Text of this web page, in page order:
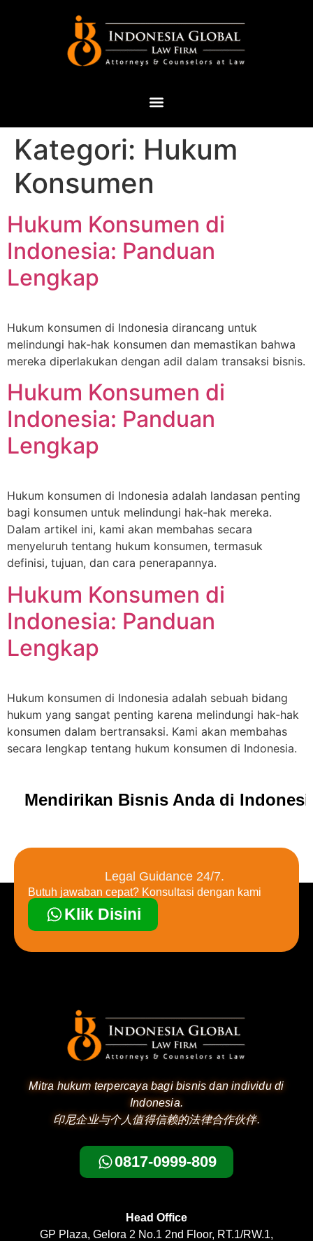
Kategori: Hukum
Konsumen
Hukum Konsumen di
Indonesia: Panduan
Lengkap
Hukum konsumen di Indonesia dirancang untuk
melindungi hak-hak konsumen dan memastikan bahwa
mereka diperlakukan dengan adil dalam transaksi bisnis.
Hukum Konsumen di
Indonesia: Panduan
Lengkap
Hukum konsumen di Indonesia adalah landasan penting
bagi konsumen untuk melindungi hak-hak mereka.
Dalam artikel ini, kami akan membahas secara
menyeluruh tentang hukum konsumen, termasuk
definisi, tujuan, dan cara penerapannya.
Hukum Konsumen di
Indonesia: Panduan
Lengkap
Hukum konsumen di Indonesia adalah sebuah bidang
hukum yang sangat penting karena melindungi hak-hak
konsumen dalam bertransaksi. Kami akan membahas
secara lengkap tentang hukum konsumen di Indonesia.
Mendirikan Bisnis Anda di
Legal Guidance 24/7.
Butuh jawaban cepat? Konsultasi dengan kami
Klik Disini
Mitra hukum terpercaya bagi bisnis dan individu di
Indonesia.
印尼企业与个人值得信赖的法律合作伙伴.
0817-0999-809
Head Office
GP Plaza, Gelora 2 No.1 2nd Floor, RT.1/RW.1,